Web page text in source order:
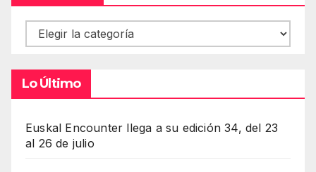
Contenidos
Lo Último
Euskal Encounter llega a su edición 34, del 23
al 26 de julio